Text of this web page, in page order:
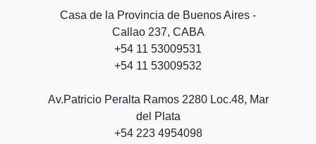
Casa de la Provincia de Buenos Aires -
Callao 237, CABA
+54 11 53009531
+54 11 53009532
Av.Patricio Peralta Ramos 2280 Loc.48, Mar
del Plata
+54 223 4954098